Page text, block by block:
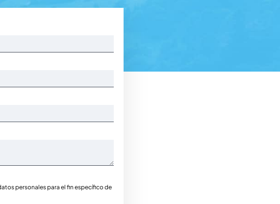
personales para el fin específico de